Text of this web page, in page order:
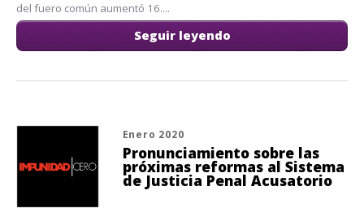
del fuero común aumentó 16....
Seguir leyendo
Enero 2020
Pronunciamiento sobre las
próximas reformas al Sistema
de Justicia Penal Acusatorio